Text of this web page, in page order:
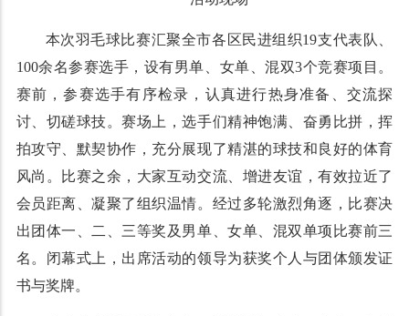
本次羽毛球比赛汇聚全市各区民进组织19支代表队、
100余名参赛选手，设有男单、女单、混双3个竞赛项目。
赛前，参赛选手有序检录，认真进行热身准备、交流探
讨、切磋球技。赛场上，选手们精神饱满、奋勇比拼，挥
拍攻守、默契协作，充分展现了精湛的球技和良好的体育
风尚。比赛之余，大家互动交流、增进友谊，有效拉近了
会员距离、凝聚了组织温情。经过多轮激烈角逐，比赛决
出团体一、二、三等奖及男单、女单、混双单项比赛前三
名。闭幕式上，出席活动的领导为获奖个人与团体颁发证
书与奖牌。